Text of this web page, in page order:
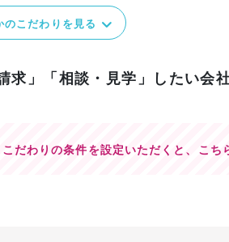
のこだわりを見る
求」「相談・見学」したい会
だわりの条件を設定いただくと、 こち